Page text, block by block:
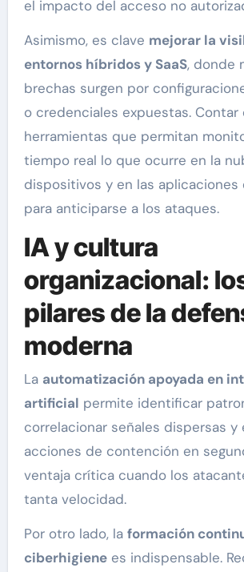
el impacto del acceso no
Asimismo, es clave mejorar la
entornos híbridos y SaaS, donde
brechas surgen por
o credenciales expuestas. Contar
herramientas que permitan
tiempo real lo que ocurre en la
dispositivos y en las aplicaciones
para anticiparse a los ataques.
IA y cultura
organizacional:
pilares de la
moderna
La automatización apoyada en
artificial permite identificar
correlacionar señales dispersas y
acciones de contención en
ventaja crítica cuando los
tanta velocidad.
Por otro lado, la formación
ciberhigienees indispensable.